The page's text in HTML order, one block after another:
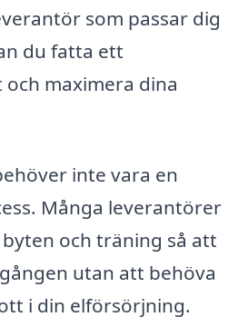
som passar dig
du fatta ett
maximera dina
inte vara en
Många leverantörer
och träning så att
utan att behöva
i din elförsörjning.